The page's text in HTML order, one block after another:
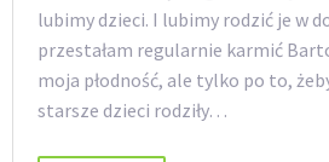
lubimy dzieci. I lubimy rodzić je w
przestałam regularnie karmić
moja płodność, ale tylko po to,
starsze dzieci rodziły…